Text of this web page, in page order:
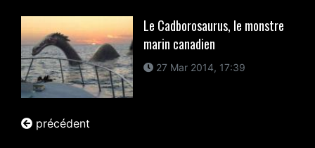
Le Cadborosaurus, le monstre
marin canadien
27 Mar 2014, 17:39
précédent